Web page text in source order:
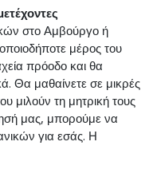
στο Αμβούργο ή
μέρος του
πρόοδο και θα
Θα μαθαίνετε σε μικρές
μιλούν τη μητρική τους
μας, μπορούμε να
για εσάς. Η